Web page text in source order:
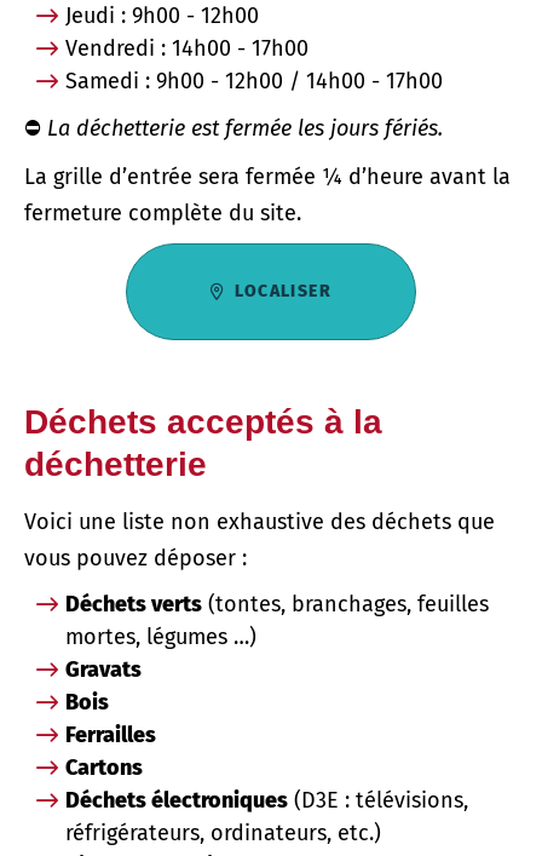
Jeudi : 9h00 - 12h00
Vendredi : 14h00 - 17h00
Samedi : 9h00 - 12h00 / 14h00 - 17h00
⛔ La déchetterie est fermée les jours fériés.
La grille d’entrée sera fermée ¼ d’heure avant la
fermeture complète du site.
LOCALISER
Déchets acceptés à la
déchetterie
Voici une liste non exhaustive des déchets que
vous pouvez déposer :
Déchets verts (tontes, branchages, feuilles
mortes, légumes …)
Gravats
Bois
Ferrailles
Cartons
Déchets électroniques (D3E : télévisions,
réfrigérateurs, ordinateurs, etc.)